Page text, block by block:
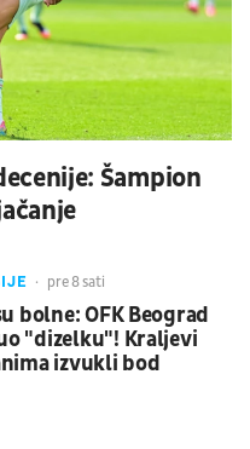
Šampion
pre 8 sati
bolne: OFK Beograd
"dizelku"! Kraljevi
izvukli bod